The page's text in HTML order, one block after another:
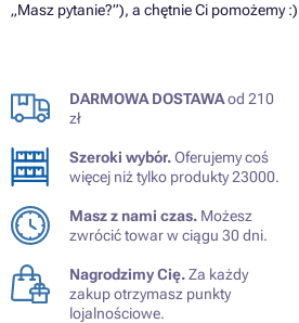
„Masz pytanie?”), a chętnie Ci pomożemy :)
DARMOWA DOSTAWAod 210
zł
Szeroki wybór.Oferujemy coś
więcej niż tylko produkty 23000.
Masz z nami czas. Możesz
zwrócić towar w ciągu 30 dni.
Nagrodzimy Cię.Za każdy
zakup otrzymasz punkty
lojalnościowe.